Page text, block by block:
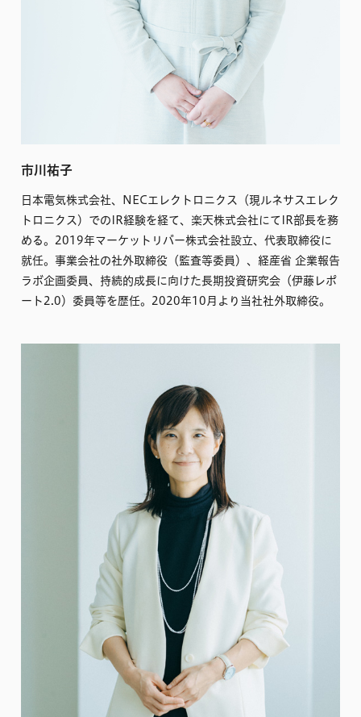
市川祐子
日本電気株式会社、NECエレクトロニクス（現ルネサスエレク
トロニクス）でのIR経験を経て、楽天株式会社にてIR部長を務
める。2019年マーケットリバー株式会社設立、代表取締役に
就任。事業会社の社外取締役（監査等委員）、経産省 企業報告
ラボ企画委員、持続的成長に向けた長期投資研究会（伊藤レポ
ート2.0）委員等を歴任。2020年10月より当社社外取締役。